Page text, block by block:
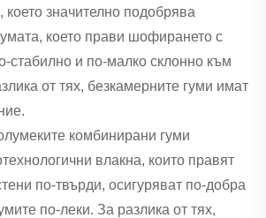
което значително подобрява
което прави шофирането с
стабилно и по-малко склонно към
от тях, безкамерните гуми имат
комбинирани гуми
влакна, които правят
по-твърди, осигуряват по-добра
по-леки. За разлика от тях,